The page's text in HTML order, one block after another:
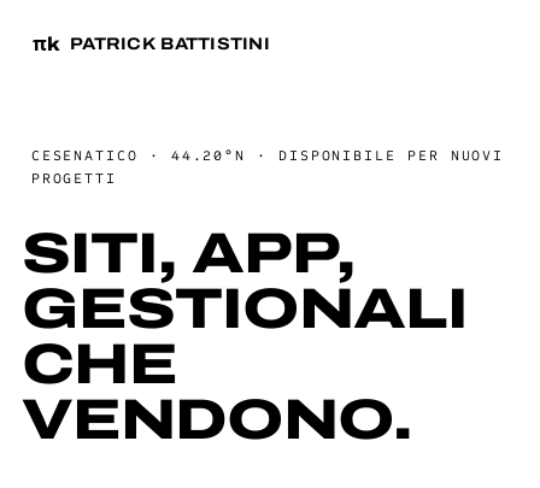
πk PATRICK BATTISTINI
CESENATICO · 44.20°N · DISPONIBILE PER NUOVI
PROGETTI
SITI, APP,
GESTIONALI
CHE
VENDONO.